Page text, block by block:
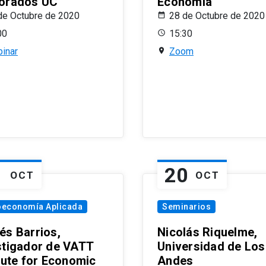
Octubre de 2020
28 de Octubre de 2020
15:30
Zoom
OCT
Aplicada
Barrios,
de VATT
for Economic
20 OCT
Seminarios
Nicolás Riquelme,
Universidad de Los
Andes